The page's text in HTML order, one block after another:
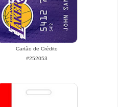
Cartão de Crédito
#252053